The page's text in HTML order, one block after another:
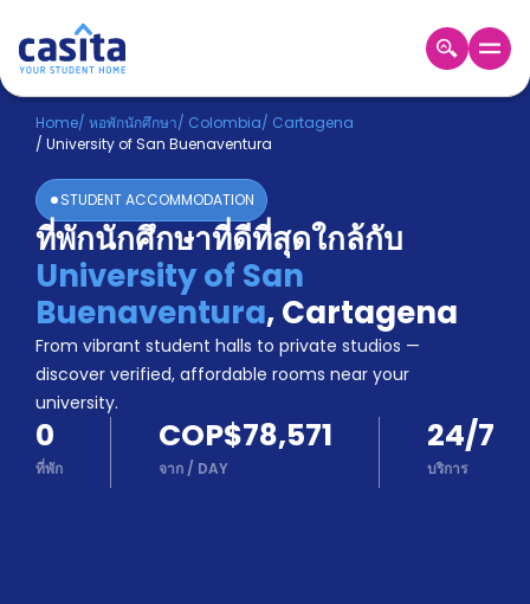
Home TH COP
เข้าสู่
ระบบ
Booking
Accommodation
About
us
Blog
Refer
And
Earn
Become
A
Partner
Help
Home/ หอพักนักศึกษา/ Colombia/ Cartagena
/ University of San Buenaventura
STUDENT ACCOMMODATION
ที่พักนักศึกษาที่ดีที่สุดใกล้กับ
University of San
Buenaventura,Cartagena
From vibrant student halls to private studios —
discover verified, affordable rooms near your
university.
0
ที่พัก
COP$78,571
จาก/ DAY
24/7
บริการ